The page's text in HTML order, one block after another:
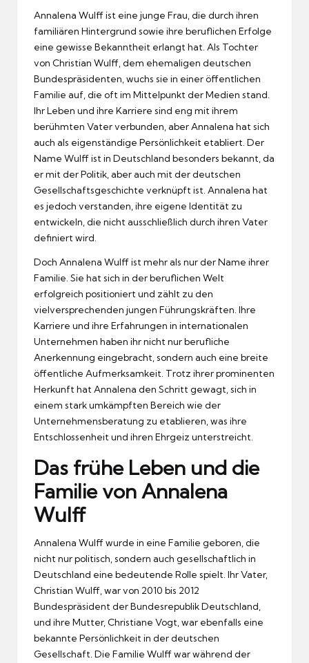
Annalena Wulff ist eine junge Frau, die durch ihren
familiären Hintergrund sowie ihre beruflichen Erfolge
eine gewisse Bekanntheit erlangt hat. Als Tochter
von Christian Wulff, dem ehemaligen deutschen
Bundespräsidenten, wuchs sie in einer öffentlichen
Familie auf, die oft im Mittelpunkt der Medien stand.
Ihr Leben und ihre Karriere sind eng mit ihrem
berühmten Vater verbunden, aber Annalena hat sich
auch als eigenständige Persönlichkeit etabliert. Der
Name Wulff ist in Deutschland besonders bekannt, da
er mit der Politik, aber auch mit der deutschen
Gesellschaftsgeschichte verknüpft ist. Annalena hat
es jedoch verstanden, ihre eigene Identität zu
entwickeln, die nicht ausschließlich durch ihren Vater
definiert wird.
Doch Annalena Wulff ist mehr als nur der Name ihrer
Familie. Sie hat sich in der beruflichen Welt
erfolgreich positioniert und zählt zu den
vielversprechenden jungen Führungskräften. Ihre
Karriere und ihre Erfahrungen in internationalen
Unternehmen haben ihr nicht nur berufliche
Anerkennung eingebracht, sondern auch eine breite
öffentliche Aufmerksamkeit. Trotz ihrer prominenten
Herkunft hat Annalena den Schritt gewagt, sich in
einem stark umkämpften Bereich wie der
Unternehmensberatung zu etablieren, was ihre
Entschlossenheit und ihren Ehrgeiz unterstreicht.
Das frühe Leben und die
Familie von Annalena
Wulff
Annalena Wulff wurde in eine Familie geboren, die
nicht nur politisch, sondern auch gesellschaftlich in
Deutschland eine bedeutende Rolle spielt. Ihr Vater,
Christian Wulff, war von 2010 bis 2012
Bundespräsident der Bundesrepublik Deutschland,
und ihre Mutter, Christiane Vogt, war ebenfalls eine
bekannte Persönlichkeit in der deutschen
Gesellschaft. Die Familie Wulff war während der